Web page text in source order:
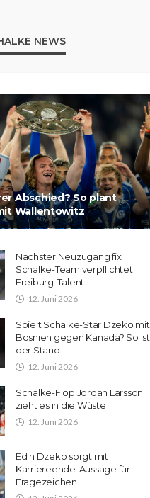
NEWS
Abschied? So plant
Wallentowitz
Nächster Neuzugang fix:
Schalke-Team verpflichtet
Freiburg-Talent
12. Juni 2026
Spielt Schalke-Star Dzeko mit
Bosnien gegen Kanada? So ist
der Stand
12. Juni 2026
Schalke-Flop Jordan Larsson
zieht es in die Wüste
12. Juni 2026
Edin Dzeko sorgt mit
Karriereende-Aussage für
Fragezeichen